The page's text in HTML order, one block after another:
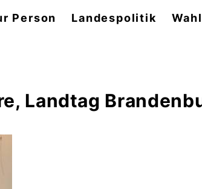
Person Landespolitik
Landtag